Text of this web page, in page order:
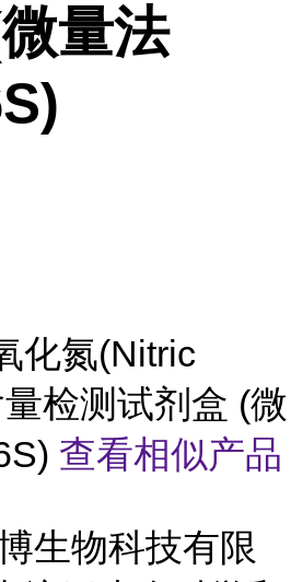
量法
化氮(Nitric
检测试剂盒 (微
查看相似产品
生物科技有限